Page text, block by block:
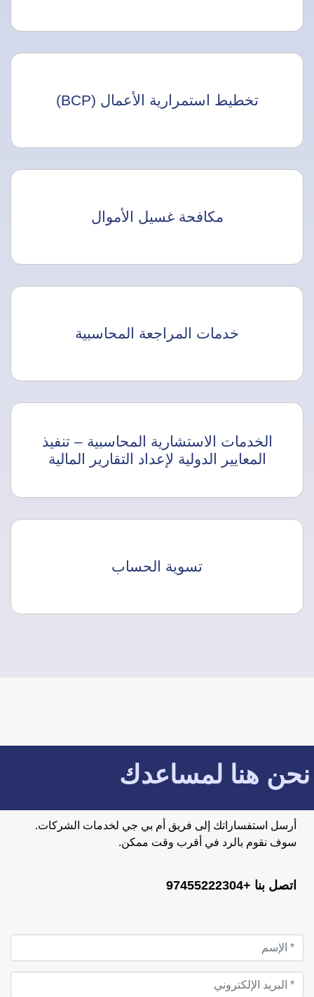
تخطيط استمرارية الأعمال (BCP)
مكافحة غسيل الأموال
خدمات المراجعة المحاسبية
الخدمات الاستشارية المحاسبية – تنفيذ
المعايير الدولية لإعداد التقارير المالية
تسوية الحساب
نحن هنا لمساعدك
أرسل استفساراتك إلى فريق أم بي جي لخدمات الشركات.
سوف نقوم بالرد في أقرب وقت ممكن.
اتصل بنا +97455222304